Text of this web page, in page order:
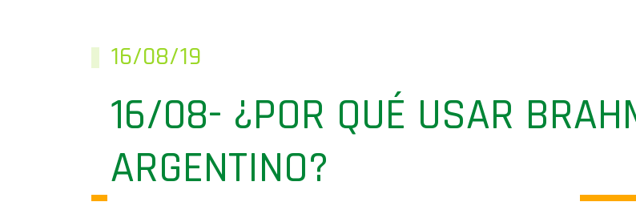
16/08/19
16/08- ¿POR QUÉ USAR
ARGENTINO?